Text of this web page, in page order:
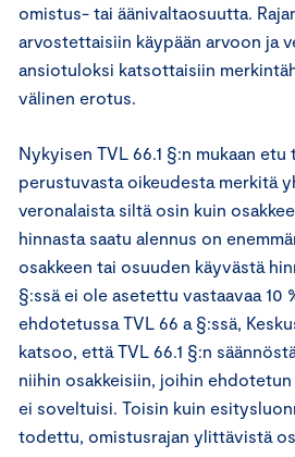
omistus- tai äänivaltaosuutta.
arvostettaisiin käypään arvoon ja
ansiotuloksi katsottaisiin
välinen erotus.
Nykyisen TVL 66.1 §:n mukaan
perustuvasta oikeudesta merkitä
veronalaista siltä osin kuin
hinnasta saatu alennus on
osakkeen tai osuuden käyvästä
§:ssä ei ole asetettu vastaavaa 10
ehdotetussa TVL 66 a §:ssä,
katsoo, että TVL 66.1 §:n
niihin osakkeisiin, joihin ehdotetun
ei soveltuisi. Toisin kuin
todettu, omistusrajan ylittävistä